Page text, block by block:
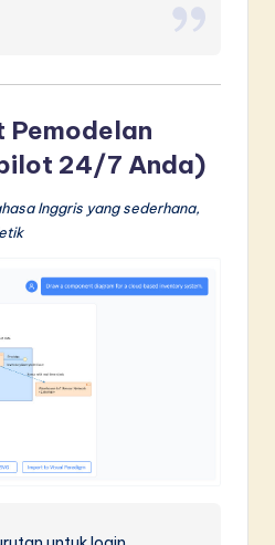
24/7 Anda)
Inggris yang sederhana,